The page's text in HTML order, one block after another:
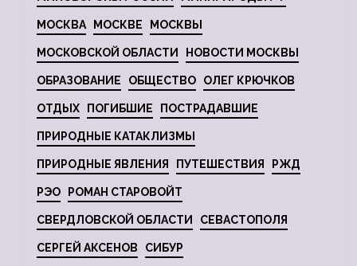
МОСКВА МОСКВЕ МОСКВЫ
МОСКОВСКОЙ ОБЛАСТИ НОВОСТИ МОСКВЫ
ОБРАЗОВАНИЕ ОБЩЕСТВО ОЛЕГ КРЮЧКОВ
ОТДЫХ ПОГИБШИЕ ПОСТРАДАВШИЕ
ПРИРОДНЫЕ КАТАКЛИЗМЫ
ПРИРОДНЫЕ ЯВЛЕНИЯ ПУТЕШЕСТВИЯ РЖД
РЭО РОМАН СТАРОВОЙТ
СВЕРДЛОВСКОЙ ОБЛАСТИ СЕВАСТОПОЛЯ
СЕРГЕЙ АКСЕНОВ СИБУР